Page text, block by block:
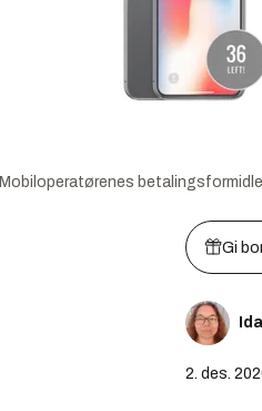
Mobiloperatørenes
Gi
2. des.